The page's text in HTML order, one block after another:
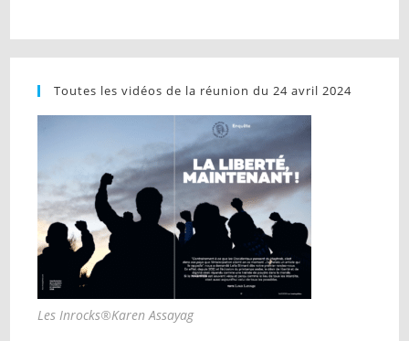
Toutes les vidéos de la réunion du 24 avril 2024
Les Inrocks®Karen Assayag